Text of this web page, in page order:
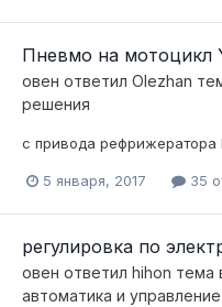
Пневмо на мотоцикл
овен ответил Olezhan
решения
с привода рефрижератора
5 января, 2017 35
регулировка по
овен ответил hihon тема
автоматика и управление